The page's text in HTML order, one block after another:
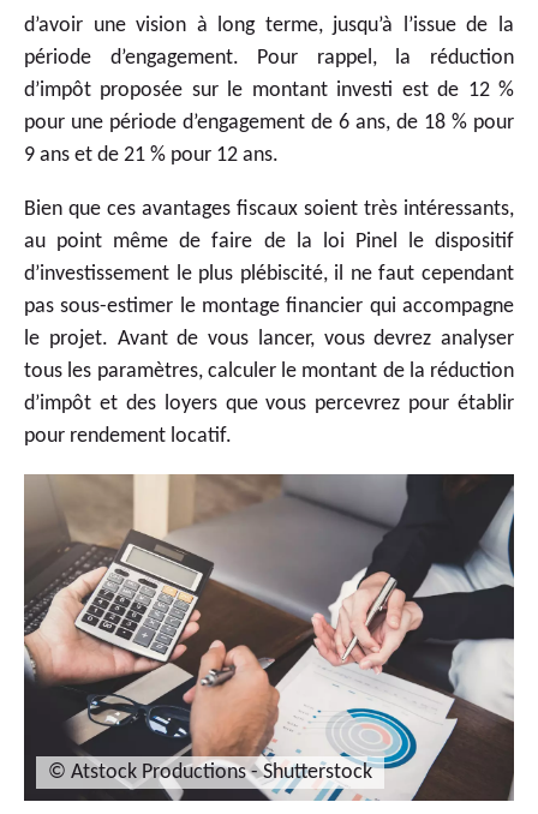
d’avoir une vision à long terme, jusqu’à l’issue de la
période d’engagement. Pour rappel, la réduction
d’impôt proposée sur le montant investi est de 12 %
pour une période d’engagement de 6 ans, de 18 % pour
9 ans et de 21 % pour 12 ans.
Bien que ces avantages fiscaux soient très intéressants,
au point même de faire de la loi Pinel le dispositif
d’investissement le plus plébiscité, il ne faut cependant
pas sous-estimer le montage financier qui accompagne
le projet. Avant de vous lancer, vous devrez analyser
tous les paramètres, calculer le montant de la réduction
d’impôt et des loyers que vous percevrez pour établir
pour rendement locatif.
© Atstock Productions - Shutterstock